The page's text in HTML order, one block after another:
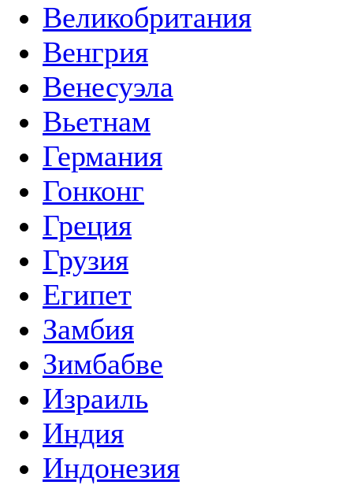
Великобритания
Венгрия
Венесуэла
Вьетнам
Германия
Гонконг
Греция
Грузия
Египет
Замбия
Зимбабве
Израиль
Индия
Индонезия